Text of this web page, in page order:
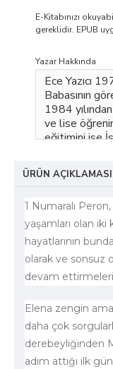
E-Kitabınızı
gereklidir. EPUB
Yazar Hakkında
ÜRÜN AÇIKLAMASI
1 Numaralı Peron,
yaşamları olan
hayatlarının
olarak ve sonsuz
devam
Elena zengin
daha çok
derebeyliğinden
adım attığı ilk